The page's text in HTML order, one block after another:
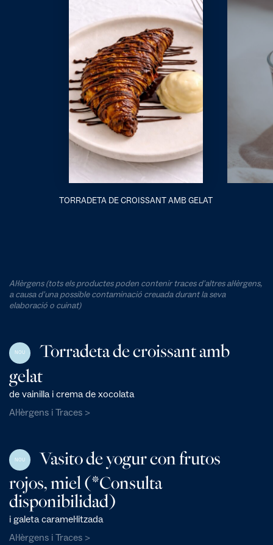
TORRADETA DE CROISSANT AMB GELAT
Al·lèrgens (tots els productes poden contenir traces d'altres al·lèrgens,
a causa d'una possible contaminació creuada durant la seva
elaboració o cuinat)
NOU
Torradeta de croissant amb
gelat
de vainilla i crema de xocolata
Al·lèrgens i Traces >
NOU
Vasito de yogur con frutos
rojos, miel (*Consulta
disponibilidad)
i galeta caramel·litzada
Al·lèrgens i Traces >